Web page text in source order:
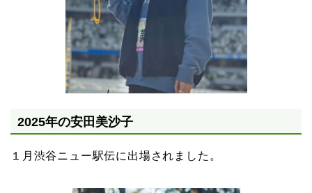
2025年の安田美沙子
１月渋谷ニュー駅伝に出場されました。